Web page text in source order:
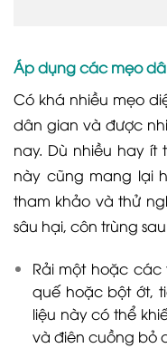
Áp dụng các mẹo
Có khá nhiều mẹo
dân gian và được
nay. Dù nhiều hay ít
này cũng mang lại
tham khảo và thử
sâu hại, côn trùng
Rải một hoặc
quế hoặc bột ớt,
liệu này có thể
và điên cuồng bỏ